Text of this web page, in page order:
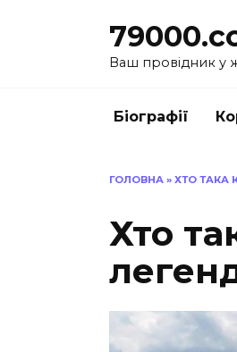
Ваш провідник у
Біографії
ГОЛОВНА » ХТО ТАКА
Хто